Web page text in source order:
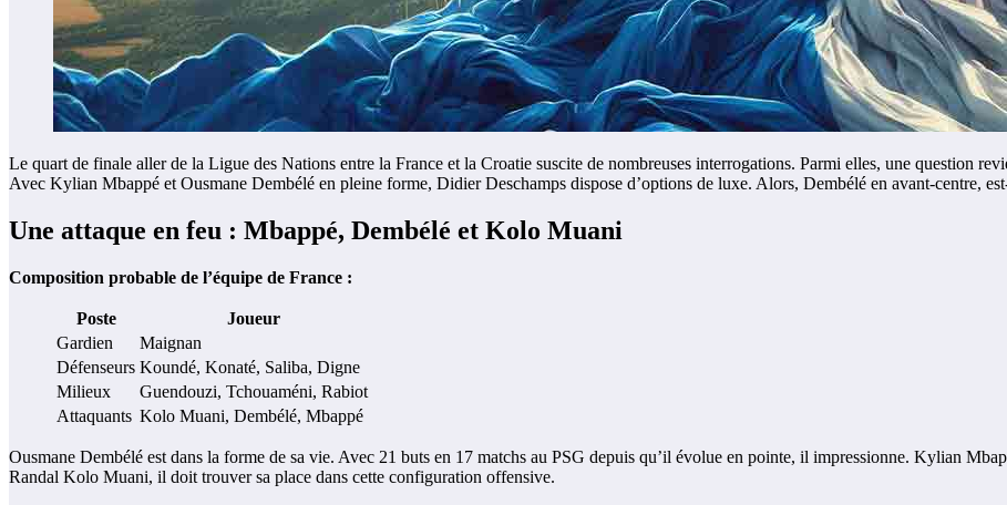
Le quart de finale aller de la Ligue des Nations entre la France et la Croatie suscite de nombreuses interrogations. Parmi elles, une question
Avec Kylian Mbappé et Ousmane Dembélé en pleine forme, Didier Deschamps dispose d’options de luxe. Alors, Dembélé en avant-centre,
Une attaque en feu : Mbappé, Dembélé et Kolo Muani
Composition probable de l’équipe de France :
Poste
Joueur
Gardien
Maignan
Défenseurs Koundé, Konaté, Saliba, Digne
Milieux
Guendouzi, Tchouaméni, Rabiot
Attaquants Kolo Muani, Dembélé, Mbappé
Ousmane Dembélé est dans la forme de sa vie. Avec 21 buts en 17 matchs au PSG depuis qu’il évolue en pointe, il impressionne. Kylian
Randal Kolo Muani, il doit trouver sa place dans cette configuration offensive.